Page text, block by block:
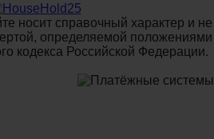
носит справочный характер и не
определяемой положениями
кодекса Российской Федерации.